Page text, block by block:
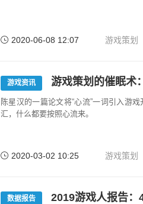
2020-06-08 12:07 游戏策划
游戏资讯 游戏策划的催眠术
陈星汉的一篇论文将“心流”一词引入游
汇，什么都要按照心流来。
2020-03-02 10:25 游戏策划
数据报告 2019游戏人报告：